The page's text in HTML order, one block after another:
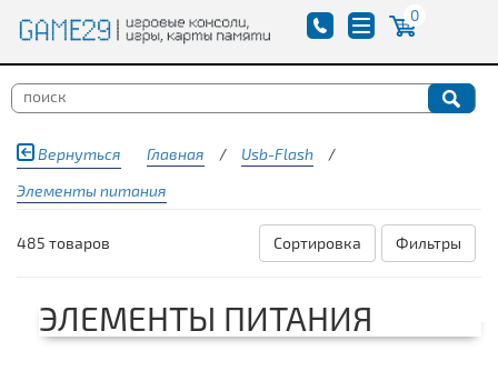
0
Вернуться Главная / Usb-Flash
/
Элементы питания
485 товаров Фильтры
Сортировка
ЭЛЕМЕНТЫ ПИТАНИЯ